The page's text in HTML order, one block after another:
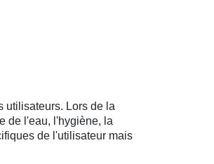
utilisateurs. Lors de la
de l'eau, l'hygiène, la
de l'utilisateur mais